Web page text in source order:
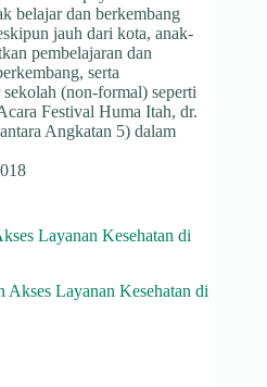
belajar dan berkembang
jauh dari kota, anak-
pembelajaran dan
serta
(non-formal) seperti
Festival Huma Itah, dr.
Angkatan 5) dalam
Layanan Kesehatan di